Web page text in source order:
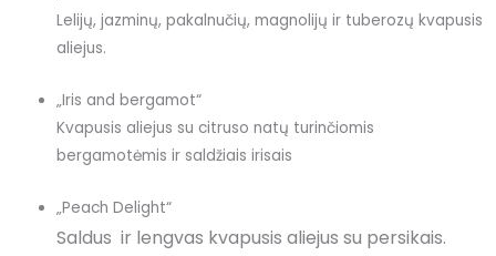
Lelijų, jazminų, pakalnučių, magnolijų ir tuberozų kvapusis
aliejus.
„Iris and bergamot“
Kvapusis aliejus su citruso natų turinčiomis
bergamotėmis ir saldžiais irisais
„Peach Delight“
Saldus ir lengvas kvapusis aliejus su persikais.